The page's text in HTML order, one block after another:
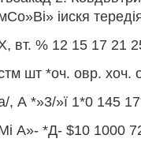
іискя
вт. % 12 15 17 21
шт *оч. овр. хоч.
, А *»3/»ї 1*0 145
А»- *Д- $10 1000